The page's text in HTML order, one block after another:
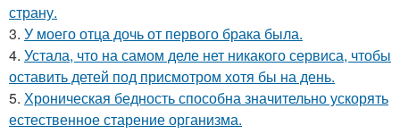
страну.
3. У моего отца дочь от первого брака была.
4. Устала, что на самом деле нет никакого сервиса, чтобы
оставить детей под присмотром хотя бы на день.
5. Хроническая бедность способна значительно ускорять
естественное старение организма.